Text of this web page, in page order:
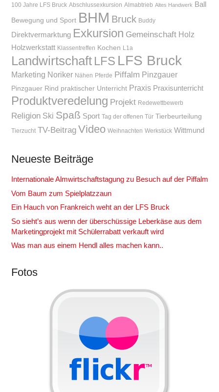
100 Jahre LFS Bruck Abschlussexkursion Almabtrieb Altes Handwerk Ball
Bewegung und Sport BHM Bruck Buddy
Direktvermarktung Exkursion Gemeinschaft Holz
Holzwerkstatt Klassentreffen Kochen L1a
Landwirtschaft LFS LFS Bruck
Marketing Noriker Nähen Pferde Piffalm Pinzgauer
Pinzgauer Rind praktischer Unterricht Praxis Praxisunterricht
Produktveredelung Projekt Redewettbewerb
Religion Ski Spaß Sport Tag der offenen Tür Tierbeurteilung
Tierzucht TV-Beitrag Video Weihnachten Werkstück Wittmund
Neueste Beiträge
Internationale Almwirtschaftstagung zu Besuch auf der Piffalm
Vom Baum zum Spielplatzzaun
Ein Hauch von Frankreich weht an der LFS Bruck
So sieht’s aus wenn der überschüssige Leberkäse aus dem
Marketingprojekt mit Schülerrabatt verkauft wird
Was man aus einem Hendl alles machen kann..
Fotos